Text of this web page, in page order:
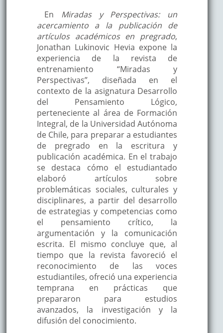
En Miradas y Perspectivas: un
acercamiento a la publicación de
artículos académicos en pregrado,
Jonathan Lukinovic Hevia expone la
experiencia de la revista de
entrenamiento “Miradas y
Perspectivas”, diseñada en el
contexto de la asignatura Desarrollo
del Pensamiento Lógico,
perteneciente al área de Formación
Integral, de la Universidad Autónoma
de Chile, para preparar a estudiantes
de pregrado en la escritura y
publicación académica. En el trabajo
se destaca cómo el estudiantado
elaboró artículos sobre
problemáticas sociales, culturales y
disciplinares, a partir del desarrollo
de estrategias y competencias como
el pensamiento crítico, la
argumentación y la comunicación
escrita. El mismo concluye que, al
tiempo que la revista favoreció el
reconocimiento de las voces
estudiantiles, ofreció una experiencia
temprana en prácticas que
prepararon para estudios
avanzados, la investigación y la
difusión del conocimiento.